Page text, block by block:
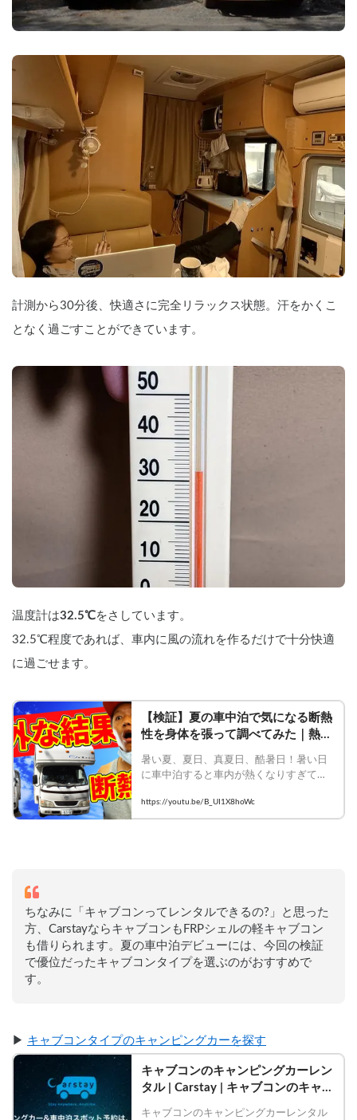
計測から30分後、快適さに完全リラックス状態。汗をかくこ
となく過ごすことができています。
温度計は32.5℃をさしています。
32.5℃程度であれば、車内に風の流れを作るだけで十分快適
に過ごせます。
【検証】夏の車中泊で気になる断熱
性を身体を張って調べてみた｜熱中
症には気を付けよう
暑い夏、夏日、真夏日、酷暑日！暑い日
に車中泊すると車内が熱くなりすぎて熱
熱をしているからといっても鉄板の車体
とＦＲＰやアルミのボディでは車内温度
https://youtu.be/B_UI1X8hoWc
ちなみに「キャブコンってレンタルできるの?」と思った
方、CarstayならキャブコンもFRPシェルの軽キャブコン
も借りられます。夏の車中泊デビューには、今回の検証
で優位だったキャブコンタイプを選ぶのがおすすめで
す。
▶ キャブコンタイプのキャンピングカーを探す
キャブコンのキャンピングカーレン
タル | Carstay | キャブコンのキャン
ピングカー一覧
キャブコンのキャンピングカーレンタル